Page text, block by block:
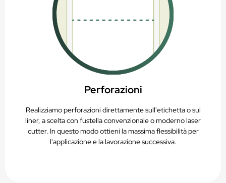
Perforazioni
Realizziamo perforazioni direttamente sull'etichetta o sul
liner, a scelta con fustella convenzionale o moderno laser
cutter. In questo modo ottieni la massima flessibilità per
l'applicazione e la lavorazione successiva.